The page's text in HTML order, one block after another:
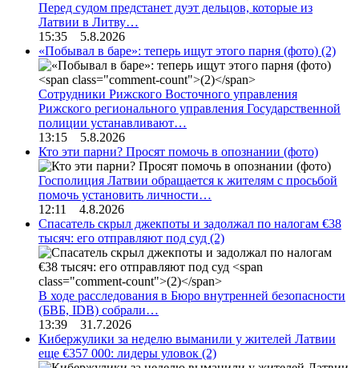
Перед судом предстанет дуэт дельцов, которые из
Латвии в Литву…
15:35 5.8.2026
«Побывал в баре»: теперь ищут этого парня (фото) (2)
Сотрудники Рижского Восточного управления
Рижского регионального управления Государственной
полиции устанавливают…
13:15 5.8.2026
Кто эти парни? Просят помочь в опознании (фото)
Госполиция Латвии обращается к жителям с просьбой
помочь установить личности…
12:11 4.8.2026
Спасатель скрыл джекпоты и задолжал по налогам €38
тысяч: его отправляют под суд (2)
В ходе расследования в Бюро внутренней безопасности
(БВБ, IDB) собрали…
13:39 31.7.2026
Кибержулики за неделю выманили у жителей Латвии
еще €357 000: лидеры уловок (2)